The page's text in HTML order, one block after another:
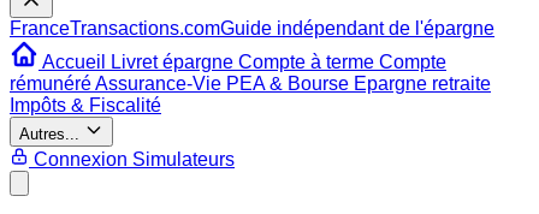
FranceTransactions.comGuide indépendant de l'épargne
Accueil
Livret épargne Compte à terme Compte
rémunéréAssurance-Vie PEA & Bourse Epargne retraite
Impôts & Fiscalité
Autres...
Connexion Simulateurs